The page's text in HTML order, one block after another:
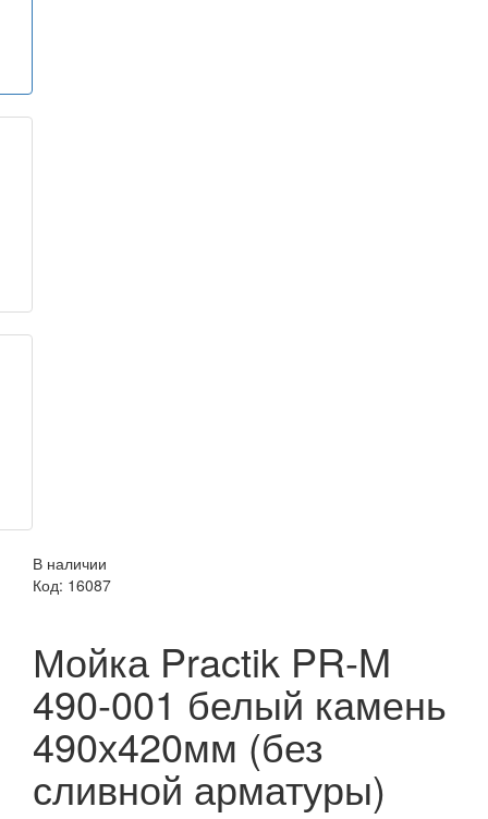
В наличии
Код: 16087
Мойка Practik PR-M
490-001 белый камень
490х420мм (без
сливной арматуры)